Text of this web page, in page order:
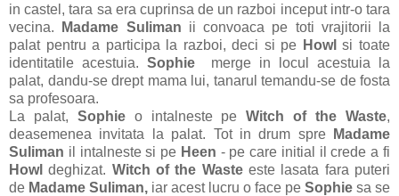
in castel, tara sa era cuprinsa de un razboi inceput intr-o tara
vecina.
Madame Suliman ii convoaca pe toti vrajitorii la
palat pentru a participa la razboi, deci si pe Howl si toate
identitatile acestuia. Sophie merge in locul acestuia la
palat, dandu-se drept mama lui, tanarul temandu-se de fosta
sa profesoara.
La palat, Sophieo intalneste peWitch of the Waste,
deasemenea invitata la palat. Tot in drum spre
Madame
Suliman il intalneste si pe Heen - pe care initial il crede a fi
Howl deghizat. Witch of the Wasteeste lasata fara puteri
de Madame Suliman, iar acest lucru o face pe Sophie sa se